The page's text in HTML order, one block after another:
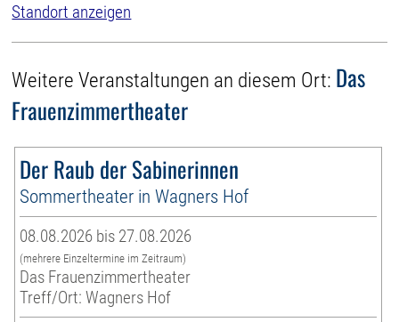
Standort anzeigen
Weitere Veranstaltungen an diesem Ort: Das
Frauenzimmertheater
Der Raub der Sabinerinnen
Sommertheater in Wagners Hof
08.08.2026 bis 27.08.2026
(mehrere Einzeltermine im Zeitraum)
Das Frauenzimmertheater
Treff/Ort: Wagners Hof